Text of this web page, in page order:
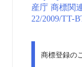
産庁 商標関
22/2009/TT-
商標登録の